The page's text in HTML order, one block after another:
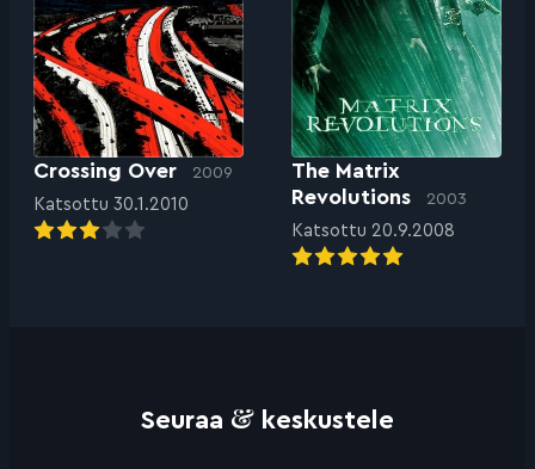
Crossing Over 2009
Katsottu 30.1.2010
The Matrix
Revolutions
2003
Katsottu 20.9.2008
Seuraa & keskustele